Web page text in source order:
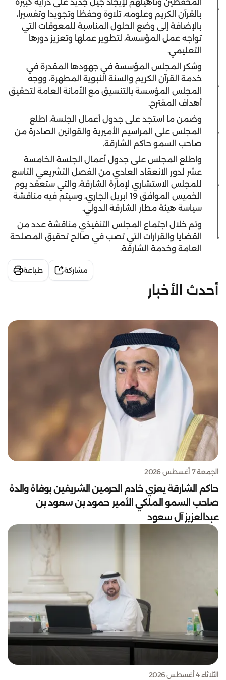
بالقرآن الكريم وعلومه، تلاوة وحفظاً وتجويداً وتفسيراً،
بالإضافة إلى وضع الحلول المناسبة للمعوقات التي
تواجه عمل المؤسسة، لتطوير عملها وتعزيز دورها
التعليمي.
وشكر المجلس المؤسسة في جهودها المقدرة في
خدمة القرآن الكريم والسنة النبوية المطهرة، ووجه
المجلس المؤسسة بالتنسيق مع الأمانة العامة لتحقيق
أهداف المقترح.
وضمن ما استجد على جدول أعمال الجلسة، اطلع
المجلس على المراسيم الأميرية والقوانين الصادرة من
صاحب السمو حاكم الشارقة.
واطلع المجلس على جدول أعمال الجلسة الخامسة
عشر لدور الانعقاد العادي من الفصل التشريعي التاسع
للمجلس الاستشاري لإمارة الشارقة، والتي ستعقد يوم
الخميس الموافق 19 ابريل الجاري، وسيتم فيه مناقشة
سياسة هيئة مطار الشارقة الدولي.
وتم خلال اجتماع المجلس التنفيذي مناقشة عدد من
القضايا والقرارات التي تصب في صالح تحقيق المصلحة
العامة وخدمة الشارقة.
مشاركة طباعة
أحدث الأخبار
الجمعة 7 أغسطس 2026
حاكم الشارقة يعزي خادم الحرمين الشريفين بوفاة والدة
صاحب السمو الملكي الأمير حمود بن سعود بن
عبدالعزيز آل سعود
الثلاثاء 4 أغسطس 2026